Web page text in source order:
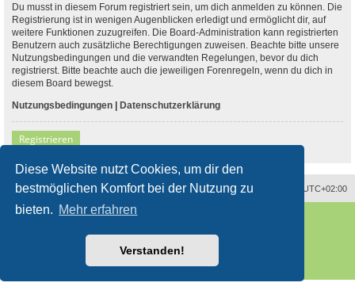
Diese Website nutzt Cookies, um dir den
bestmöglichen Komfort bei der Nutzung zu
bieten. Mehr erfahren
Verstanden!
Du musst in diesem Forum registriert sein, um dich anmelden zu können. Die
Registrierung ist in wenigen Augenblicken erledigt und ermöglicht dir, auf
weitere Funktionen zuzugreifen. Die Board-Administration kann registrierten
Benutzern auch zusätzliche Berechtigungen zuweisen. Beachte bitte unsere
Nutzungsbedingungen und die verwandten Regelungen, bevor du dich
registrierst. Bitte beachte auch die jeweiligen Forenregeln, wenn du dich in
diesem Board bewegst.
Nutzungsbedingungen | Datenschutzerklärung
Registrieren
Alle Zeiten sind UTC+02:00
Powered by phpBB® Forum Software © phpBB Limited
Mazeltof2017
Nutzungsbedingungen